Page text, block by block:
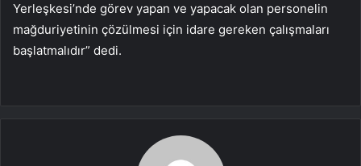
Yerleşkesi’nde görev yapan ve yapacak olan personelin
mağduriyetinin çözülmesi için idare gereken çalışmaları
başlatmalıdır” dedi.